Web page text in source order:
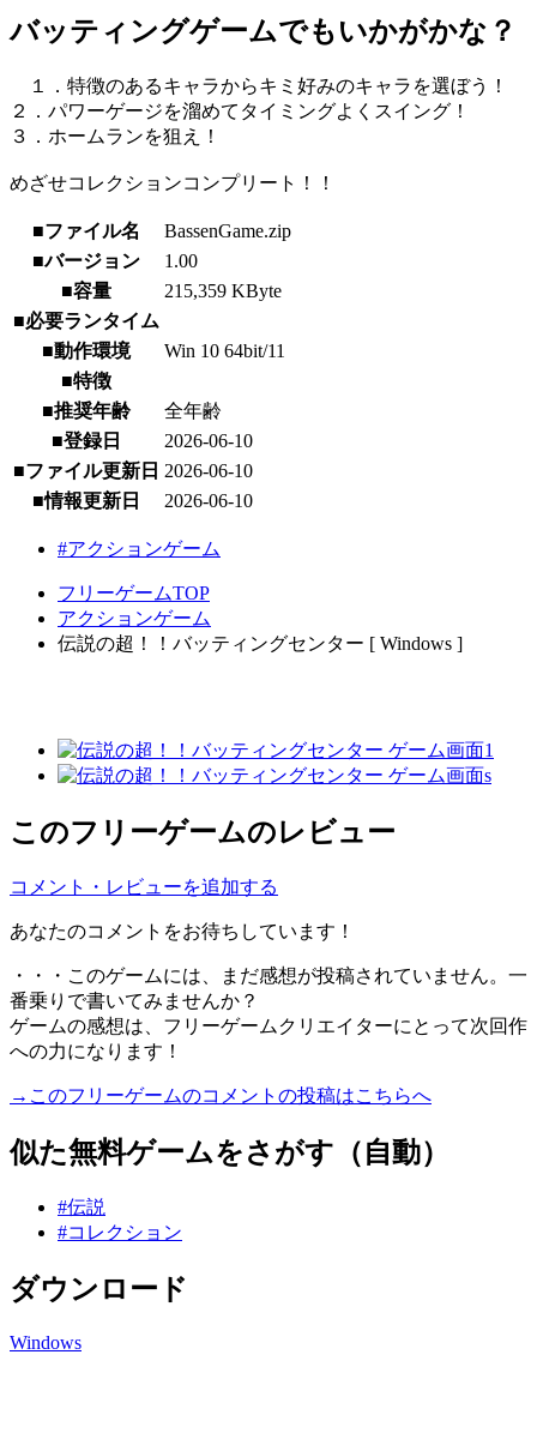
バッティングゲームでもいかがかな？
１．特徴のあるキャラからキミ好みのキャラを選ぼう！
２．パワーゲージを溜めてタイミングよくスイング！
３．ホームランを狙え！
めざせコレクションコンプリート！！
■ファイル名
BassenGame.zip
■バージョン
1.00
■容量
215,359 KByte
■必要ランタイム
■動作環境
Win 10 64bit/11
■特徴
■推奨年齢
全年齢
■登録日
2026-06-10
■ファイル更新日 2026-06-10
■情報更新日
2026-06-10
#アクションゲーム
フリーゲームTOP
アクションゲーム
伝説の超！！バッティングセンター [ Windows ]
このフリーゲームのレビュー
コメント・レビューを追加する
あなたのコメントをお待ちしています！
・・・このゲームには、まだ感想が投稿されていません。一
番乗りで書いてみませんか？
ゲームの感想は、フリーゲームクリエイターにとって次回作
への力になります！
→このフリーゲームのコメントの投稿はこちらへ
似た無料ゲームをさがす（自動）
#伝説
#コレクション
ダウンロード
Windows